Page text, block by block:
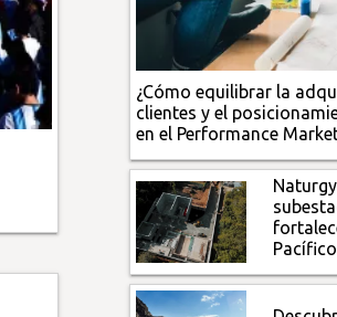
¿Cómo equilibrar la
clientes y el
en el Performance
Pacífico